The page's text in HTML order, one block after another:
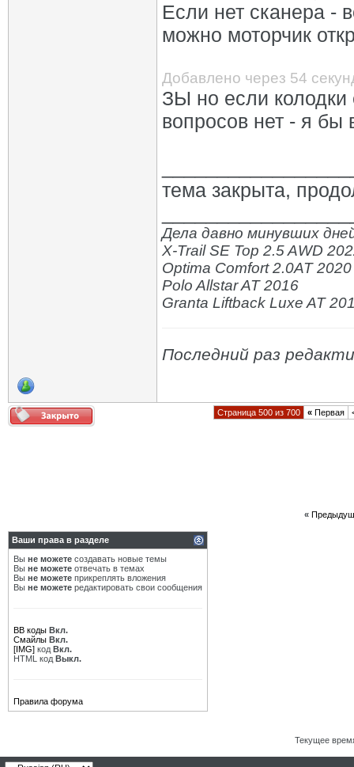
Если нет сканера -
можно моторчик
Добавлено через 54
ЗЫ но если колодки
вопросов нет - я бы
тема закрыта,
Дела давно минувших
X-Trail SE Top 2.5 AWD
Optima Comfort 2.0AT 2020
Polo Allstar AT 2016
Granta Liftback Luxe AT
Последний раз
Страница 500 из 700 « Первая
«
Ваши права в разделе
Вы не можете создавать новые темы
Вы не можете отвечать в темах
Вы не можете прикреплять вложения
Вы не можете редактировать свои сообщения
BB коды Вкл.
Смайлы Вкл.
[IMG] код Вкл.
HTML код Выкл.
Правила форума
Текущее